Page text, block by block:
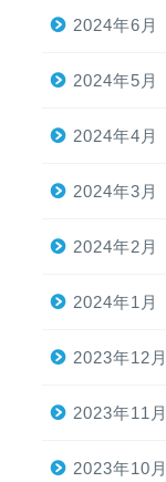
2024年6月
2024年5月
2024年4月
2024年3月
2024年2月
2024年1月
2023年12月
2023年11月
2023年10月